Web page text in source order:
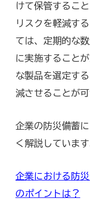
けて保管するこ
リスクを軽減す
ては、定期的な
に実施すること
な製品を選定す
減させることが可
企業の防災備蓄
く解説しています
企業における防
のポイントは？